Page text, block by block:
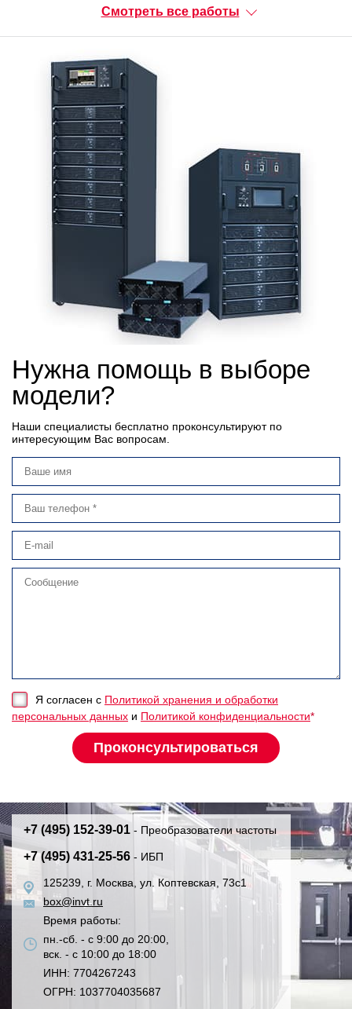
Смотреть все работы
Нужна помощь в выборе
модели?
Наши специалисты бесплатно проконсультируют по
интересующим Вас вопросам.
Я согласен с Политикой хранения и обработки
персональных данных и Политикой конфиденциальности*
+7 (495) 152-39-01 - Преобразователи частоты
+7 (495) 431-25-56 - ИБП
125239, г. Москва, ул. Коптевская, 73с1
box@invt.ru
Время работы:
пн.-сб. - с 9:00 до 20:00,
вск. - с 10:00 до 18:00
ИНН: 7704267243
ОГРН: 1037704035687